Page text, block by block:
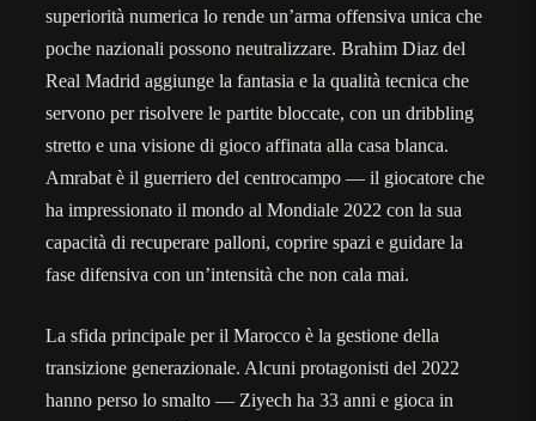
superiorità numerica lo rende un’arma offensiva unica che
poche nazionali possono neutralizzare. Brahim Diaz del
Real Madrid aggiunge la fantasia e la qualità tecnica che
servono per risolvere le partite bloccate, con un dribbling
stretto e una visione di gioco affinata alla casa blanca.
Amrabat è il guerriero del centrocampo — il giocatore che
ha impressionato il mondo al Mondiale 2022 con la sua
capacità di recuperare palloni, coprire spazi e guidare la
fase difensiva con un’intensità che non cala mai.
La sfida principale per il Marocco è la gestione della
transizione generazionale. Alcuni protagonisti del 2022
hanno perso lo smalto — Ziyech ha 33 anni e gioca in